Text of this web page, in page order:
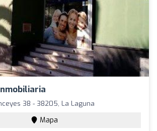
38 - 38205, La Laguna
Mapa